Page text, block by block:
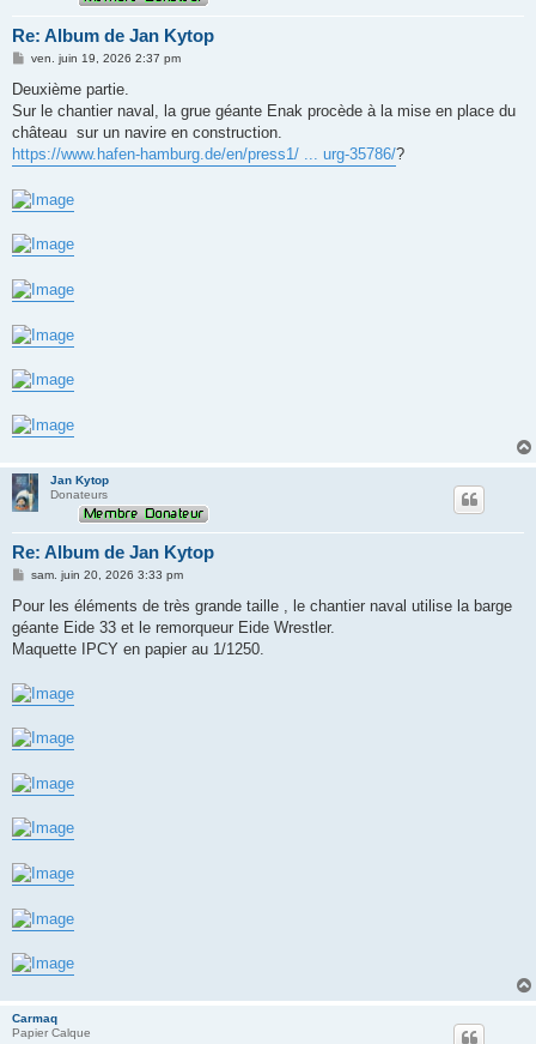
Re: Album de Jan Kytop
M
s
a
g
ven. juin 19, 2026 2:37 pm
Deuxième partie.
Sur le chantier naval, la grue géante Enak procède à la mise en place du
château sur un navire en construction.
https://www.hafen-hamburg.de/en/press1/ ... urg-35786/?
Jan Kytop
Donateurs
Re: Album de Jan Kytop
M
s
a
g
sam. juin 20, 2026 3:33 pm
Pour les éléments de très grande taille , le chantier naval utilise la barge
géante Eide 33 et le remorqueur Eide Wrestler.
Maquette IPCY en papier au 1/1250.
Carmaq
Papier Calque